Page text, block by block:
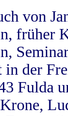
von
früher
der
Fulda